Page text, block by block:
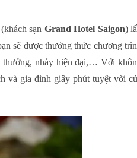
sạn Grand Hotel Saigon)
sẽ được thưởng thức chương
thưởng, nhảy hiện đại,… Với
và gia đình giây phút tuyệt vời